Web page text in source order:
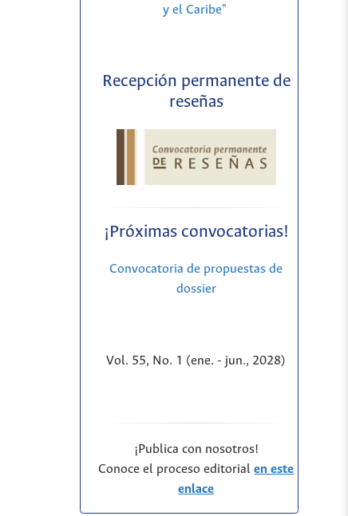
y el Caribe"
Recepción permanente de
reseñas
¡Próximas convocatorias!
Convocatoria de propuestas de
dossier
Vol. 55, No. 1 (ene. - jun., 2028)
¡Publica con nosotros!
Conoce el proceso editorialen este
enlace